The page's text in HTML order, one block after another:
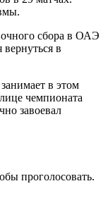
сбора в ОАЭ
вернуться в
в этом
чемпионата
завоевал
проголосовать.